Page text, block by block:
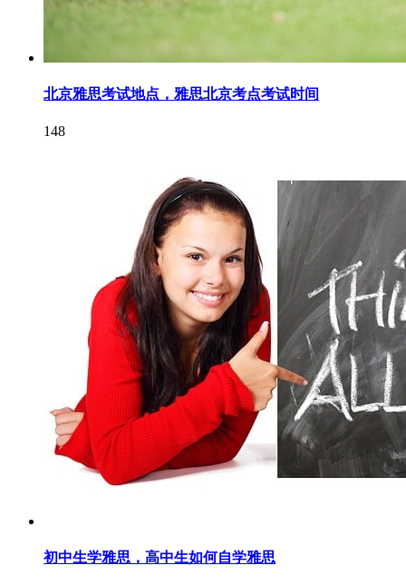
北京雅思考试地点，雅思北京考点考试时间
148
初中生学雅思，高中生如何自学雅思